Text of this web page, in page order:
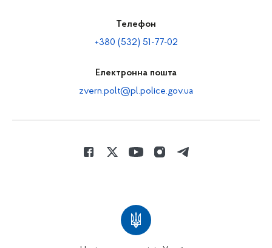
Телефон
+380 (532) 51-77-02
Електронна пошта
zvern.polt@pl.police.gov.ua